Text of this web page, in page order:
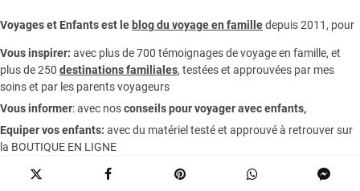
Voyages et Enfants est le blog du voyage en familledepuis 2011, pour
Vous inspirer: avec plus de 700 témoignages devoyage en famille, et
plus de 250 destinations familiales, testées et approuvées par mes
soins et par les parents voyageurs
Vous informer:avec nosconseils pour voyager avec enfants,
Equiper vos enfants: avec du matériel testé et approuvé à retrouver sur
la BOUTIQUE EN LIGNE
Réserver vos vacances en famille:
avec notre
ANNUAIRE